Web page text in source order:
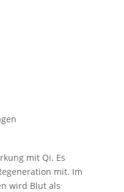
mit Qi. Es
mit. Im
wird Blut als